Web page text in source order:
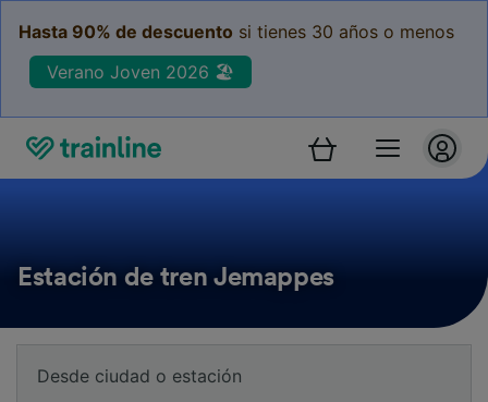
Hasta 90% de descuento si tienes 30 años o menos
Verano Joven 2026 🏖️
Estación de tren Jemappes